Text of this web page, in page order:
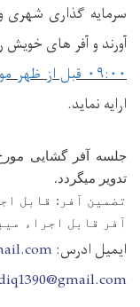
سرمایه گذاری شهری
آورند و آفر های خویش
۰۹:۰۰ قبل از ظهر مورخ ۱۰ مي ۲۰۲۱
ارایه نماید.
جلسه آفر گشایی
تدویر میگردد.
تضمین آفر: قابل
آفر قابل اجراء
ایمیل ادرس: